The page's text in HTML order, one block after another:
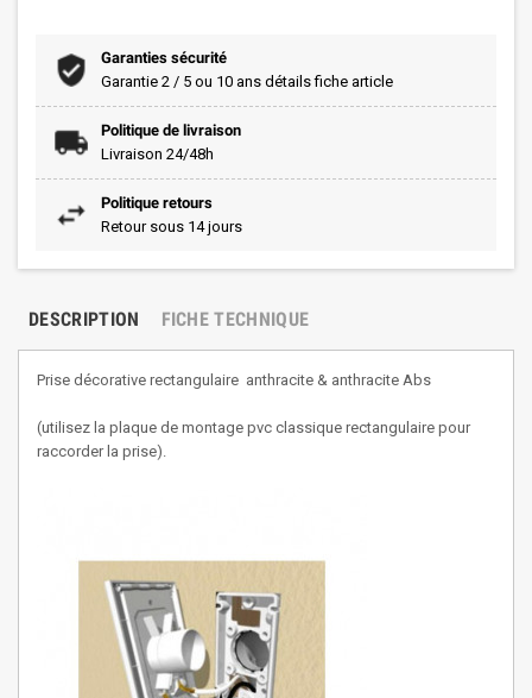
Garanties sécurité
Garantie 2 / 5 ou 10 ans détails fiche article
Politique de livraison
Livraison 24/48h
Politique retours
Retour sous 14 jours
DESCRIPTION FICHE TECHNIQUE
Prise décorative rectangulaire anthracite & anthracite Abs
(utilisez la plaque de montage pvc classique rectangulaire pour
raccorder la prise).